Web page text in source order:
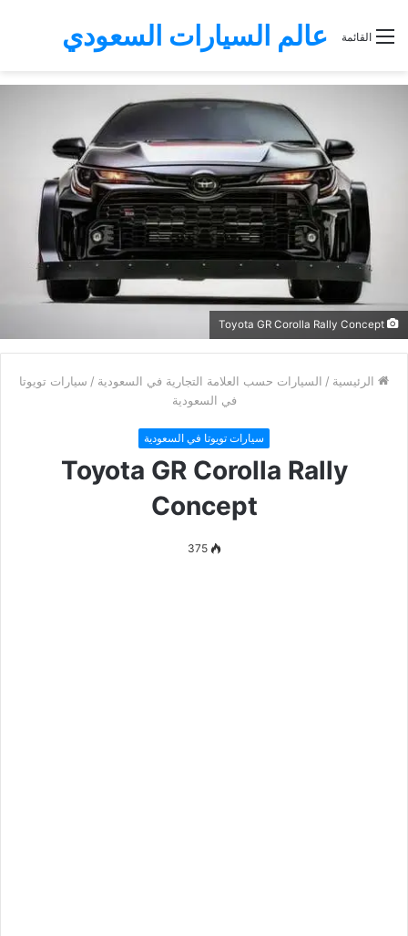
عالم السيارات السعودي القائمة
الرئيسية / السيارات حسب العلامة التجارية في السعودية / سيارات تويوتا
في السعودية
سيارات تويوتا في السعودية
Toyota GR Corolla Rally
Concept
375